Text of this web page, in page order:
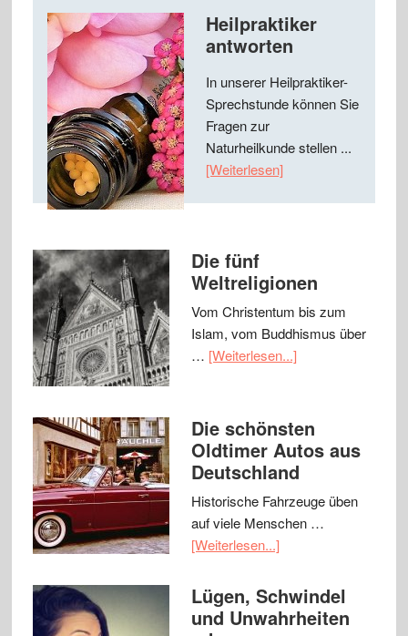
Heilpraktiker
antworten
In unserer Heilpraktiker-
Sprechstunde können Sie
Fragen zur
Naturheilkunde stellen ...
[Weiterlesen]
Die fünf
Weltreligionen
Vom Christentum bis zum
Islam, vom Buddhismus über
… [Weiterlesen...]
Die schönsten
Oldtimer Autos aus
Deutschland
Historische Fahrzeuge üben
auf viele Menschen …
[Weiterlesen...]
Lügen, Schwindel
und Unwahrheiten